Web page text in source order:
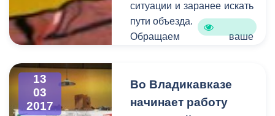
устраняют проблемы в
сфере ЖКХ.
ситуации и заранее искать
пути объезда.
Обращаем ваше
своевременно сообщать
информацию о
планируемом перекрытии
13
03
2017
Во Владикавказе
начинает работу